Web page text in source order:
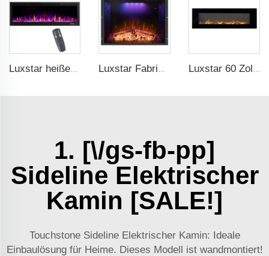
Luxstar heißer Verkauf Wandmontierte LED-Elektrofeuer mit 3 Farben realistische Baumstamm Flammen aufgehängten Kamin elektrisch Luxstar Fabrik Elektrischer Kaminofeneinbau Bunte Flammen Elektrischer Kamin Innendekoration Warmdekor Luxstar 60 Zoll Fabrik hängender elektrischer Kamin mit doppelter Wärme Einstellung zum Verkauf Flammen elektrischer Kamin
1. [\/gs-fb-pp]
Sideline Elektrischer
Kamin [SALE!]
Touchstone Sideline Elektrischer Kamin: Ideale
Einbaulösung für Heime. Dieses Modell ist wandmontiert!